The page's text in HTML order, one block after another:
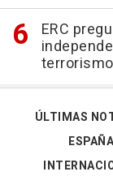
ERC
ÚLTIMAS
ESPAÑA